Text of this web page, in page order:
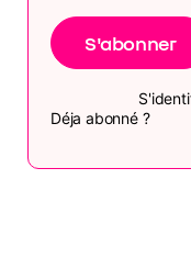
S'abonner
Déja abonné ?